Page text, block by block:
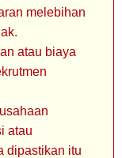
melebihan
atau biaya
atau
dipastikan itu